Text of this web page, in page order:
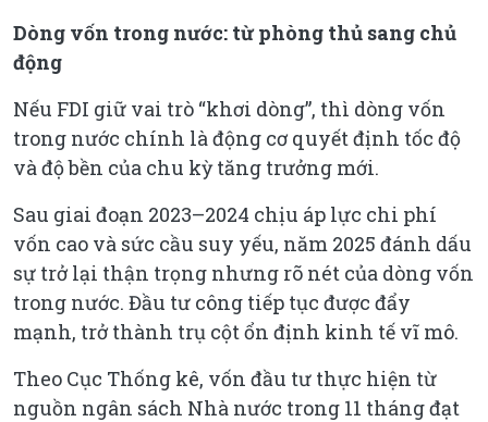
Dòng vốn trong nước: từ phòng thủ sang chủ
động
Nếu FDI giữ vai trò “khơi dòng”, thì dòng vốn
trong nước chính là động cơ quyết định tốc độ
và độ bền của chu kỳ tăng trưởng mới.
Sau giai đoạn 2023–2024 chịu áp lực chi phí
vốn cao và sức cầu suy yếu, năm 2025 đánh dấu
sự trở lại thận trọng nhưng rõ nét của dòng vốn
trong nước. Đầu tư công tiếp tục được đẩy
mạnh, trở thành trụ cột ổn định kinh tế vĩ mô.
Theo Cục Thống kê, vốn đầu tư thực hiện từ
nguồn ngân sách Nhà nước trong 11 tháng đạt